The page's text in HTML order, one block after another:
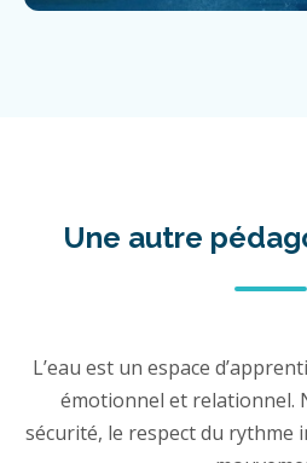
Une autre
L’eau est un espace
émotionnel et relationnel.
sécurité, le respect du rythme